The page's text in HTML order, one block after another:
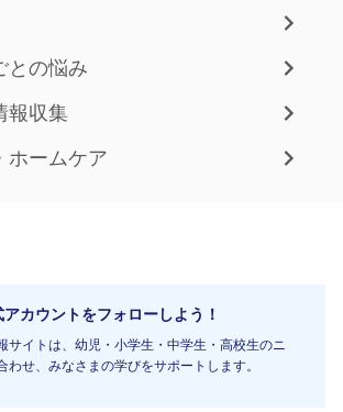
との悩み
報収集
ホームケア
アカウントをフォローしよう！
サイトは、幼児・小学生・中学生・高校生のニ
わせ、みなさまの学びをサポートします。